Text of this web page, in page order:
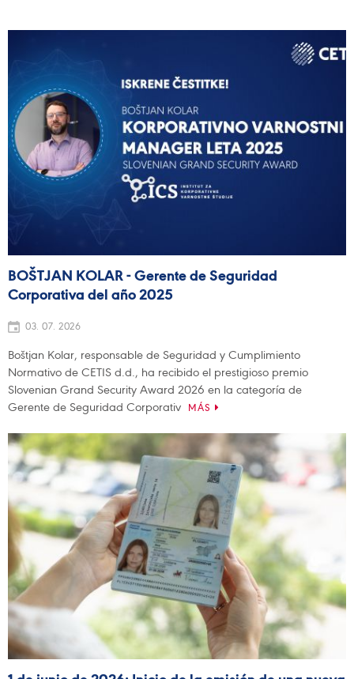
BOŠTJAN KOLAR - Gerente de Seguridad
Corporativa del año 2025
03. 07. 2026
Boštjan Kolar, responsable de Seguridad y Cumplimiento
Normativo de CETIS d.d., ha recibido el prestigioso premio
Slovenian Grand Security Award 2026 en la categoría de
Gerente de Seguridad Corporativ
MÁS